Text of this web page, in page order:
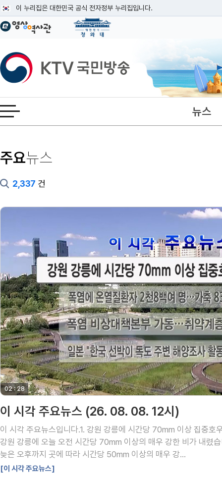
이 누리집은 대한민국 공식 전자정부 누리집입니다.
공식 누리집 주소 확인하기
이밖에 or.kr 또는 .kr등 다른 도메인 주소를 사용하고 있다면 아래 URL에서
운영중인 공식 누리집보기
KTV국민방송
전체메뉴 열기 뉴스
본문
주요뉴스
2,337 건
영상 재생시간
02 : 28
이 시각 주요뉴스 (26. 08. 08. 12시)
이 시각 주요뉴스입니다.1. 강원 강릉에 시간당 70mm 이상 집중호
강원 강릉에 오늘 오전 시간당 70mm 이상의 매우 강한 비가 내렸
늦은 오후까지 곳에 따라 시간당 50mm 이상의 매우 강...
[이 시각 주요뉴스]